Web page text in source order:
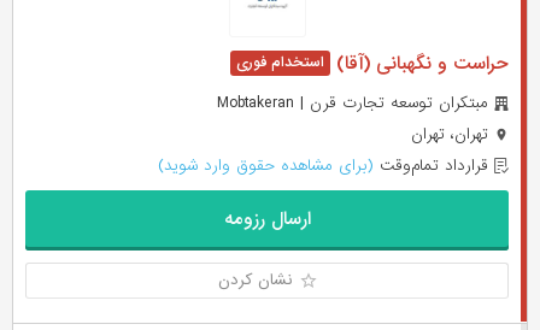
حراست و نگهبانی (آقا)
مبتکران توسعه تجارت قرن | Mobtakeran
تهران، تهران
قرارداد تمام‌وقت (برای مشاهده حقوق وارد شوید)
ارسال رزومه
نشان کردن